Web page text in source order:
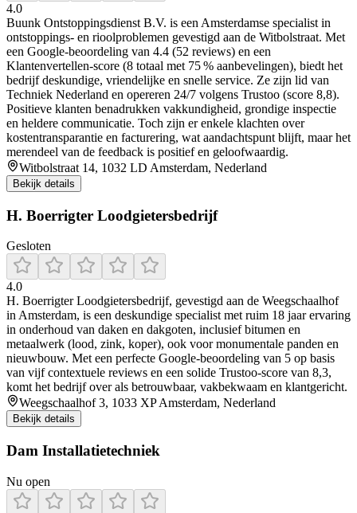
4.0
Buunk Ontstoppingsdienst B.V. is een Amsterdamse specialist in
ontstoppings- en rioolproblemen gevestigd aan de Witbolstraat. Met
een Google-beoordeling van 4.4 (52 reviews) en een
Klantenvertellen-score (8 totaal met 75 % aanbevelingen), biedt het
bedrijf deskundige, vriendelijke en snelle service. Ze zijn lid van
Techniek Nederland en opereren 24/7 volgens Trustoo (score 8,8).
Positieve klanten benadrukken vakkundigheid, grondige inspectie
en heldere communicatie. Toch zijn er enkele klachten over
kostentransparantie en facturering, wat aandachtspunt blijft, maar het
merendeel van de feedback is positief en geloofwaardig.
Witbolstraat 14, 1032 LD Amsterdam, Nederland
Bekijk details
H. Boerrigter Loodgietersbedrijf
Gesloten
4.0
H. Boerrigter Loodgietersbedrijf, gevestigd aan de Weegschaalhof
in Amsterdam, is een deskundige specialist met ruim 18 jaar ervaring
in onderhoud van daken en dakgoten, inclusief bitumen en
metaalwerk (lood, zink, koper), ook voor monumentale panden en
nieuwbouw. Met een perfecte Google-beoordeling van 5 op basis
van vijf contextuele reviews en een solide Trustoo-score van 8,3,
komt het bedrijf over als betrouwbaar, vakbekwaam en klantgericht.
Weegschaalhof 3, 1033 XP Amsterdam, Nederland
Bekijk details
Dam Installatietechniek
Nu open